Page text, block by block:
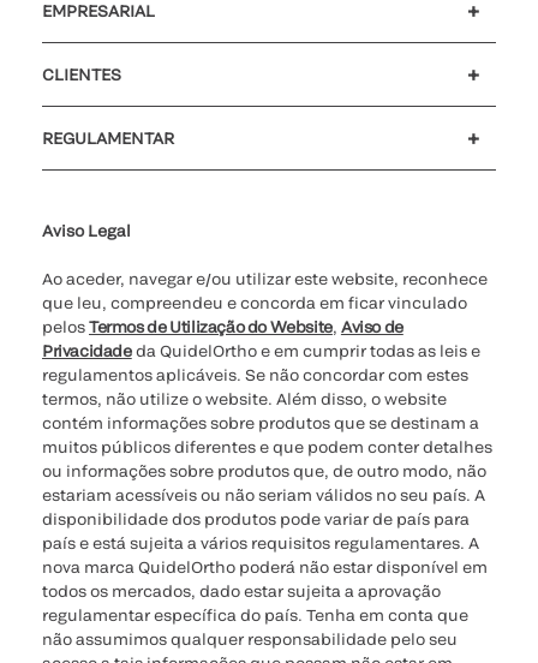
EMPRESARIAL
CLIENTES
REGULAMENTAR
Aviso Legal
Ao aceder, navegar e/ou utilizar este website, reconhece
que leu, compreendeu e concorda em ficar vinculado
pelosTermos de Utilização do Website, Aviso de
Privacidadeda QuidelOrtho e em cumprir todas as leis e
regulamentos aplicáveis. Se não concordar com estes
termos, não utilize o website. Além disso, o website
contém informações sobre produtos que se destinam a
muitos públicos diferentes e que podem conter detalhes
ou informações sobre produtos que, de outro modo, não
estariam acessíveis ou não seriam válidos no seu país. A
disponibilidade dos produtos pode variar de país para
país e está sujeita a vários requisitos regulamentares. A
nova marca QuidelOrtho poderá não estar disponível em
todos os mercados, dado estar sujeita a aprovação
regulamentar específica do país. Tenha em conta que
não assumimos qualquer responsabilidade pelo seu